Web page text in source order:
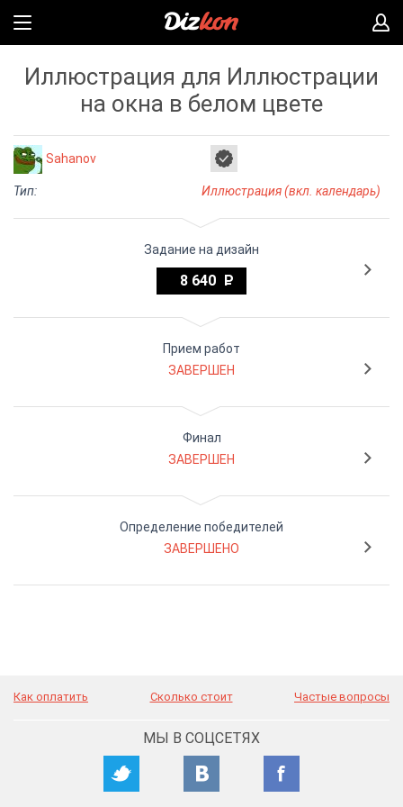
Иллюстрация для Иллюстрации
на окна в белом цвете
Sahanov
Тип: Иллюстрация (вкл. календарь)
Задание на дизайн
8 640
Прием работ
ЗАВЕРШЕН
Финал
ЗАВЕРШЕН
Определение победителей
ЗАВЕРШЕНО
Как оплатить Сколько стоит Частые вопросы
МЫ В СОЦСЕТЯХ